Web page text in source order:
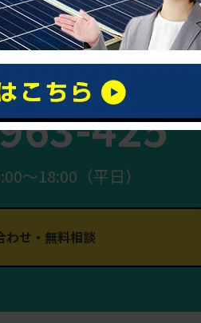
にご相談ください
425
〜18:00（平日）
わせ・無料相談